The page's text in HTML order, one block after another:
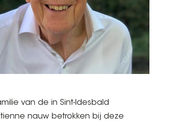
van de in Sint-Idesbald
nauw betrokken bij deze